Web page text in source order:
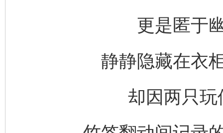
更是匿于
静静隐藏在衣
却因两只